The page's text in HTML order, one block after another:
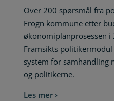
Over 200 spørsmål fra
Frogn kommune etter
økonomiplanprosessen i
Framsikts
system for samhandling
og politikerne.
Les mer ›